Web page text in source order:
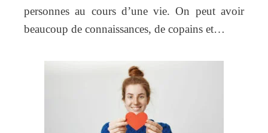
personnes au cours d’une vie. On peut avoir
beaucoup de connaissances, de copains et…